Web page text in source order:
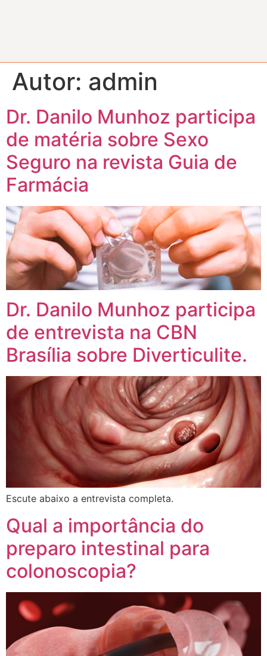
Autor: admin
Dr. Danilo Munhoz participa
de matéria sobre Sexo
Seguro na revista Guia de
Farmácia
Dr. Danilo Munhoz participa
de entrevista na CBN
Brasília sobre Diverticulite.
Escute abaixo a entrevista completa.
Qual a importância do
preparo intestinal para
colonoscopia?